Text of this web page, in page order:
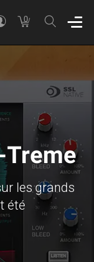
0
Treme
les grands
été